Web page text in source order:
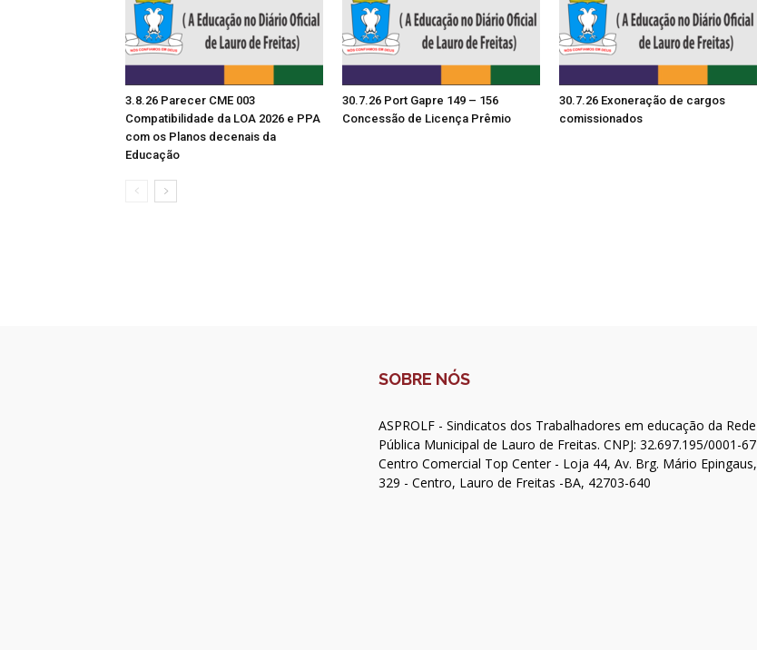
3.8.26 Parecer CME 003
Compatibilidade da LOA 2026 e PPA
com os Planos decenais da
Educação
30.7.26 Port Gapre 149 – 156
Concessão de Licença Prêmio
30.7.26 Exoneração de cargos
comissionados
SOBRE NÓS
ASPROLF - Sindicatos dos Trabalhadores em educação da Rede
Pública Municipal de Lauro de Freitas. CNPJ: 32.697.195/0001-67
Centro Comercial Top Center - Loja 44, Av. Brg. Mário Epingaus,
329 - Centro, Lauro de Freitas -BA, 42703-640